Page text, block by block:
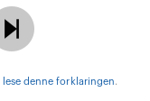
lese denne forklaringen.